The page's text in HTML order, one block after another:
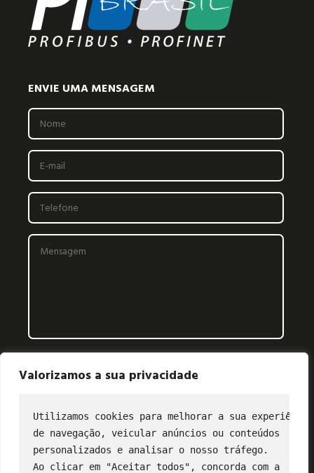
Valorizamos a sua privacidade
Utilizamos cookies para melhorar a sua experiência
de navegação, veicular anúncios ou conteúdos
personalizados e analisar o nosso tráfego.
Ao clicar em "Aceitar todos", concorda com a
ENVIE UMA MENSAGEM
CONTATO